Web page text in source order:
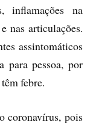
inflamações na
nas articulações.
assintomáticos
para pessoa, por
febre.
coronavírus, pois